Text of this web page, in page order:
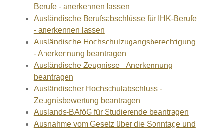
Berufe - anerkennen lassen
Ausländische Berufsabschlüsse für IHK-Berufe
- anerkennen lassen
Ausländische Hochschulzugangsberechtigung
- Anerkennung beantragen
Ausländische Zeugnisse - Anerkennung
beantragen
Ausländischer Hochschulabschluss -
Zeugnisbewertung beantragen
Auslands-BAföG für Studierende beantragen
Ausnahme vom Gesetz über die Sonntage und